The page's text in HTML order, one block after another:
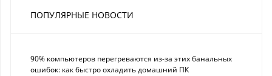
ПОПУЛЯРНЫЕ НОВОСТИ
90% компьютеров перегреваются из-за этих банальных
ошибок: как быстро охладить домашний ПК